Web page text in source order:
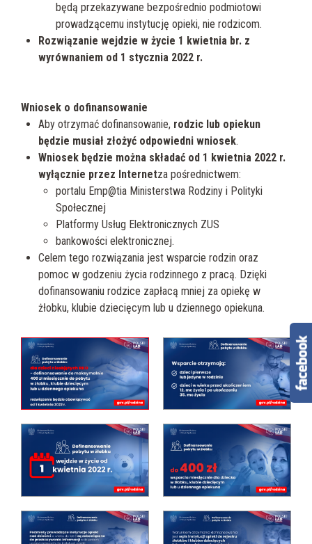
będą przekazywane bezpośrednio podmiotowi
prowadzącemu instytucję opieki, nie rodzicom.
Rozwiązanie wejdzie w życie 1 kwietnia br. z
wyrównaniem od 1 stycznia 2022 r.
Wniosek o dofinansowanie
Aby otrzymać dofinansowanie, rodzic lub opiekun
będzie musiał złożyć odpowiedni wniosek.
Wniosek będzie można składać od 1 kwietnia 2022 r.
wyłącznie przez Internetza pośrednictwem:
portalu Emp@tia Ministerstwa Rodziny i Polityki
Społecznej
Platformy Usług Elektronicznych ZUS
bankowości elektronicznej.
Celem tego rozwiązania jest wsparcie rodzin oraz
pomoc w godzeniu życia rodzinnego z pracą. Dzięki
dofinansowaniu rodzice zapłacą mniej za opiekę w
żłobku, klubie dziecięcym lub u dziennego opiekuna.